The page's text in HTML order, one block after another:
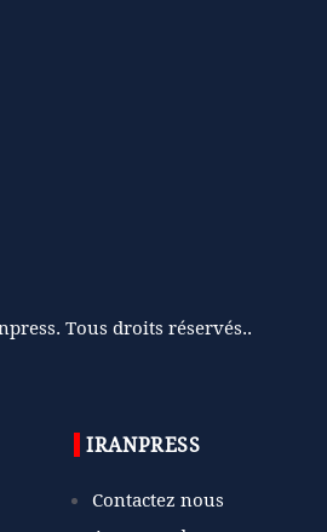
Tous droits réservés..
IRANPRESS
Contactez nous